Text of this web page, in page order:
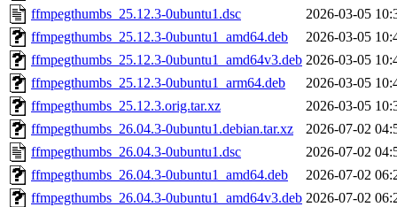
ffmpegthumbs_25.12.3-0ubuntu1.dsc
2026-03-05
ffmpegthumbs_25.12.3-0ubuntu1_amd64.deb
2026-03-05
ffmpegthumbs_25.12.3-0ubuntu1_amd64v3.deb 2026-03-05
ffmpegthumbs_25.12.3-0ubuntu1_arm64.deb
2026-03-05
ffmpegthumbs_25.12.3.orig.tar.xz
2026-03-05
ffmpegthumbs_26.04.3-0ubuntu1.debian.tar.xz
2026-07-02
ffmpegthumbs_26.04.3-0ubuntu1.dsc
2026-07-02
ffmpegthumbs_26.04.3-0ubuntu1_amd64.deb
2026-07-02
ffmpegthumbs_26.04.3-0ubuntu1_amd64v3.deb 2026-07-02